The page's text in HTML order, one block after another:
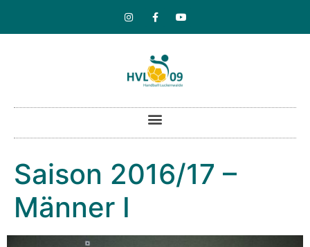
Saison 2016/17 –
Männer I